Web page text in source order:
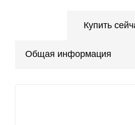
Купить
Общая информация